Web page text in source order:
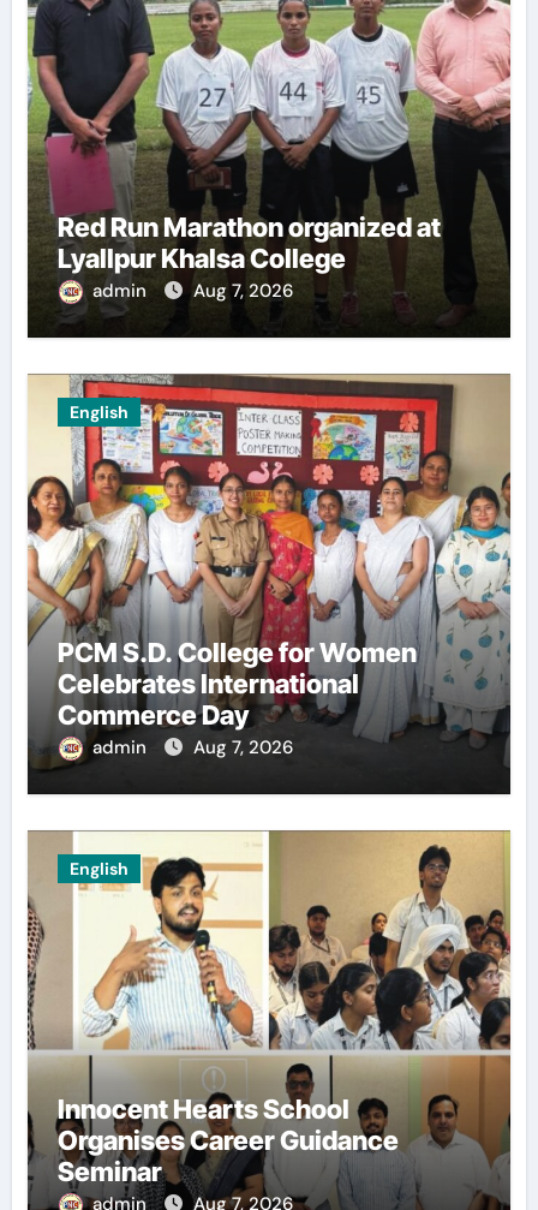
Red Run Marathon organized at
Lyallpur Khalsa College
admin Aug 7, 2026
English
PCM S.D. College for Women
Celebrates International
Commerce Day
admin Aug 7, 2026
English
Innocent Hearts School
Organises Career Guidance
Seminar
admin Aug 7, 2026